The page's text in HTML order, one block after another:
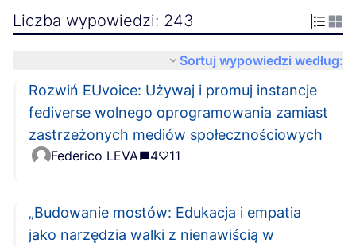
Liczba wypowiedzi: 243
Sortuj wypowiedzi według:
Rozwiń EUvoice: Używaj i promuj instancje
fediverse wolnego oprogramowania zamiast
zastrzeżonych mediów społecznościowych
Federico LEVA 4 11
„Budowanie mostów: Edukacja i empatia
jako narzędzia walki z nienawiścią w